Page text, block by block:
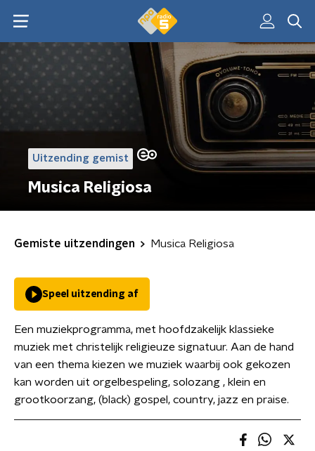
Uitzending gemist
Musica Religiosa
Gemiste uitzendingen Musica Religiosa
Speel uitzending af
Een muziekprogramma, met hoofdzakelijk klassieke
muziek met christelijk religieuze signatuur. Aan de hand
van een thema kiezen we muziek waarbij ook gekozen
kan worden uit orgelbespeling, solozang , klein en
grootkoorzang, (black) gospel, country, jazz en praise.